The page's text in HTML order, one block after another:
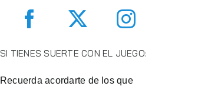
SI TIENES SUERTE CON EL JUEGO:
Recuerda acordarte de los que